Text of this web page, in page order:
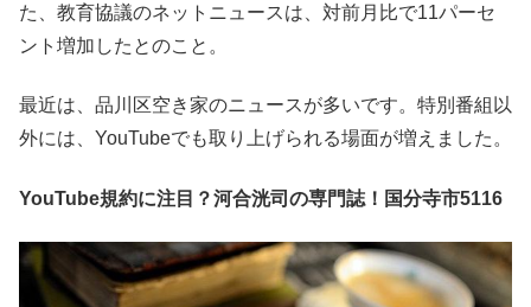
た、教育協議のネットニュースは、対前月比で11パーセ
ント増加したとのこと。
最近は、品川区空き家のニュースが多いです。特別番組以
外には、YouTubeでも取り上げられる場面が増えました。
YouTube規約に注目？河合洸司の専門誌！国分寺市5116